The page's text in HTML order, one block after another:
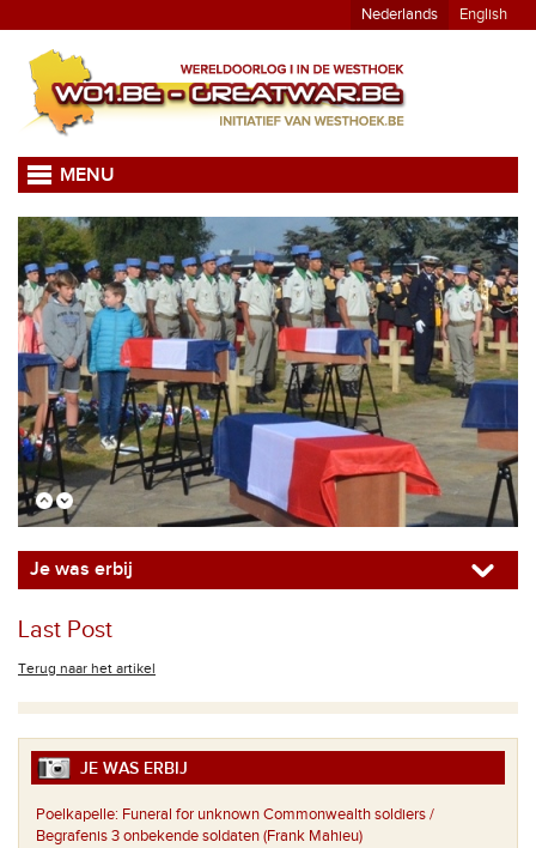
Nederlands English
MENU
Je was erbij
Last Post
Terug naar het artikel
JE WAS ERBIJ
Poelkapelle: Funeral for unknown Commonwealth soldiers /
Begrafenis 3 onbekende soldaten (Frank Mahieu)